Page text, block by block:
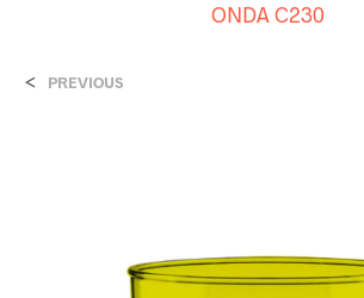
ONDA C230
< PREVIOUS